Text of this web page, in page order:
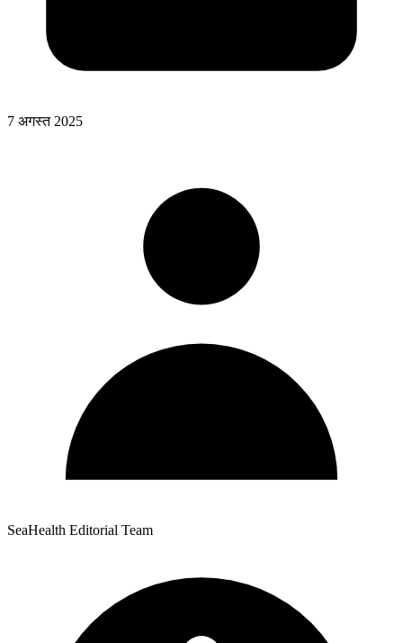
7 अगस्त 2025
SeaHealth Editorial Team